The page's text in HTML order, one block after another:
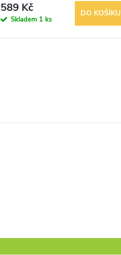
589 Kč
Skladem 1 ks
DO KOŠÍKU